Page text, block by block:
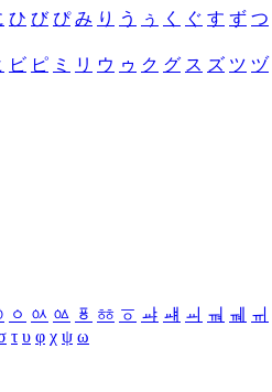
ひ び ぴ み り う ぅ く ぐ す ず つ
ビ ピ ミ リ ウ ゥ ク グ ス ズ ツ ヅ
ㆁ ㆂ ㆃ ㆄ ㆅ ㆆ ㆇ ㆈ ㆉ ㆊ ㆋ ㆌ
τ υ φ χ ψ ω